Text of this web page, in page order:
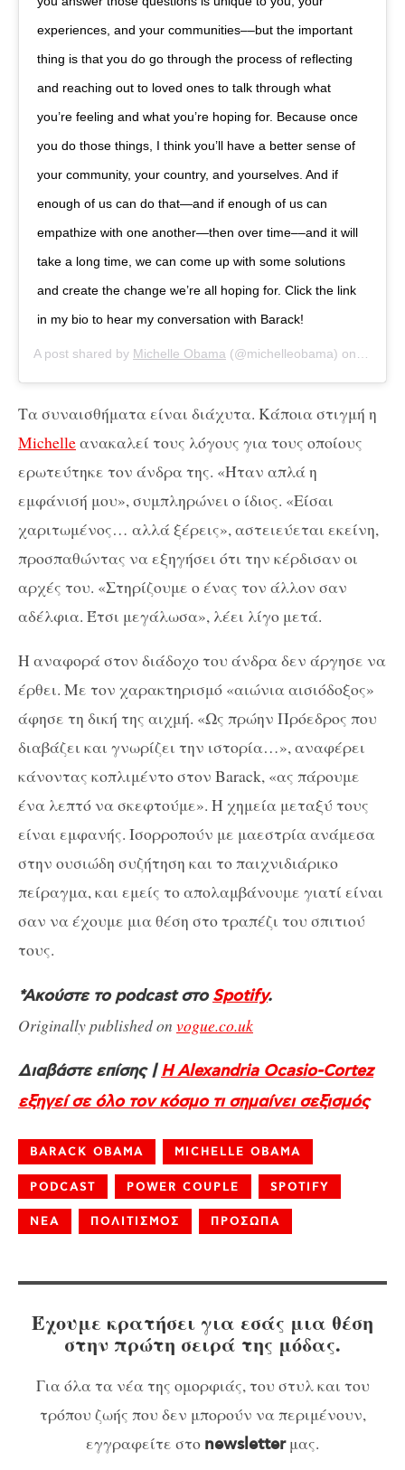
experiences, and your communities––but the important
thing is that you do go through the process of reflecting
and reaching out to loved ones to talk through what
you’re feeling and what you’re hoping for. Because once
you do those things, I think you’ll have a better sense of
your community, your country, and yourselves. And if
enough of us can do that—and if enough of us can
empathize with one another—then over time––and it will
take a long time, we can come up with some solutions
and create the change we’re all hoping for. Click the link
in my bio to hear my conversation with Barack!
A post shared by Michelle Obama (@michelleobama) on
Τα συναισθήματα είναι διάχυτα. Κάποια στιγμή η
Michelleανακαλεί τους λόγους για τους οποίους
ερωτεύτηκε τον άνδρα της. «Ήταν απλά η
εμφάνισή μου», συμπληρώνει ο ίδιος. «Είσαι
χαριτωμένος… αλλά ξέρεις», αστειεύεται εκείνη,
προσπαθώντας να εξηγήσει ότι την κέρδισαν οι
αρχές του. «Στηρίζουμε ο ένας τον άλλον σαν
αδέλφια. Έτσι μεγάλωσα», λέει λίγο μετά.
Η αναφορά στον διάδοχο του άνδρα δεν άργησε να
έρθει. Με τον χαρακτηρισμό «αιώνια αισιόδοξος»
άφησε τη δική της αιχμή. «Ως πρώην Πρόεδρος που
διαβάζει και γνωρίζει την ιστορία…», αναφέρει
κάνοντας κοπλιμέντο στον Barack, «ας πάρουμε
ένα λεπτό να σκεφτούμε». Η χημεία μεταξύ τους
είναι εμφανής. Ισορροπούν με μαεστρία ανάμεσα
στην ουσιώδη συζήτηση και το παιχνιδιάρικο
πείραγμα, και εμείς το απολαμβάνουμε γιατί είναι
σαν να έχουμε μια θέση στο τραπέζι του σπιτιού
τους.
*Ακούστε το podcast στοSpotify.
Originally published on vogue.co.uk
Διαβάστε επίσης |Η Alexandria Ocasio-Cortez
εξηγεί σε όλο τον κόσμο τι σημαίνει σεξισμός
BARACK OBAMA MICHELLE OBAMA
PODCAST POWER COUPLE SPOTIFY
ΝΕΑ ΠΟΛΙΤΙΣΜΟΣ ΠΡΟΣΩΠΑ
Έχουμε κρατήσει για εσάς μια θέση
στην πρώτη σειρά της μόδας.
Για όλα τα νέα της ομορφιάς, του στυλ και του
τρόπου ζωής που δεν μπορούν να περιμένουν,
εγγραφείτε στο newsletterμας.